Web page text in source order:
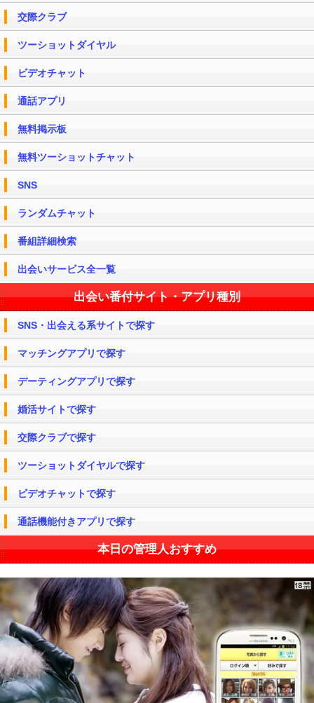
交際クラブ
ツーショットダイヤル
ビデオチャット
通話アプリ
無料掲示板
無料ツーショットチャット
SNS
ランダムチャット
番組詳細検索
出会いサービス全一覧
出会い番付サイト・アプリ種別
SNS・出会える系サイトで探す
マッチングアプリで探す
デーティングアプリで探す
婚活サイトで探す
交際クラブで探す
ツーショットダイヤルで探す
ビデオチャットで探す
通話機能付きアプリで探す
本日の管理人おすすめ